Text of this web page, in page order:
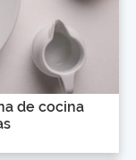
de cocina